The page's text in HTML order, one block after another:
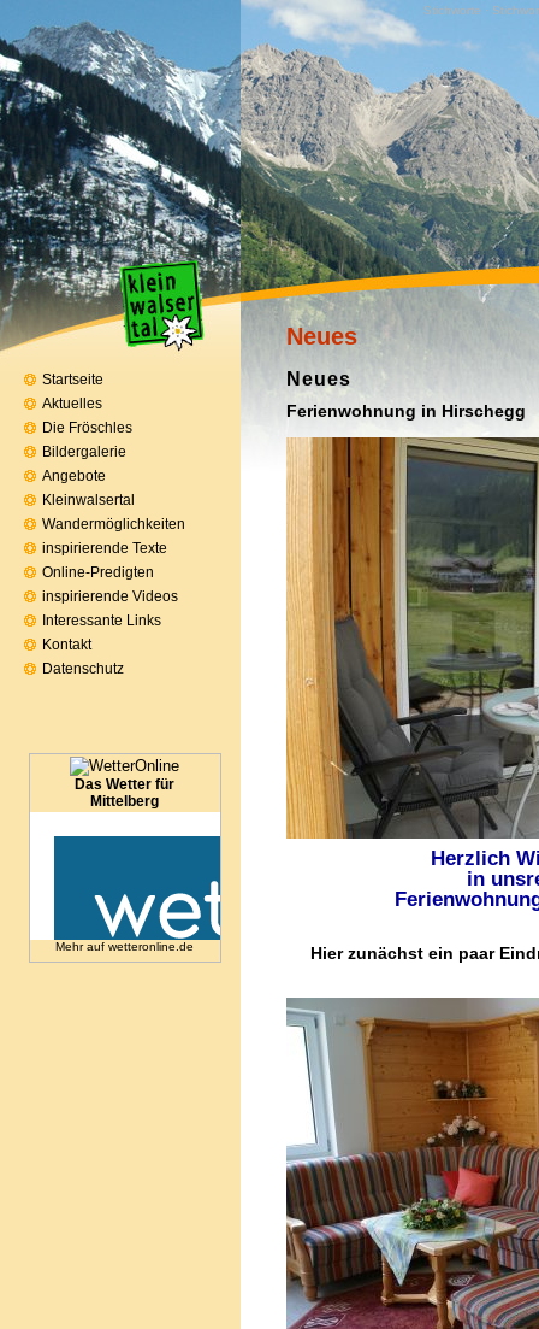
Stichworte ·
Neues
Neues
Ferienwohnung in Hirschegg
Herzlich
in
Ferienwohnung in
Hier zunächst ein paar
Startseite
Aktuelles
Die Fröschles
Bildergalerie
Angebote
Kleinwalsertal
Wandermöglichkeiten
inspirierende Texte
Online-Predigten
inspirierende Videos
Interessante Links
Kontakt
Datenschutz
Das Wetter für
Mittelberg
Mehr auf wetteronline.de